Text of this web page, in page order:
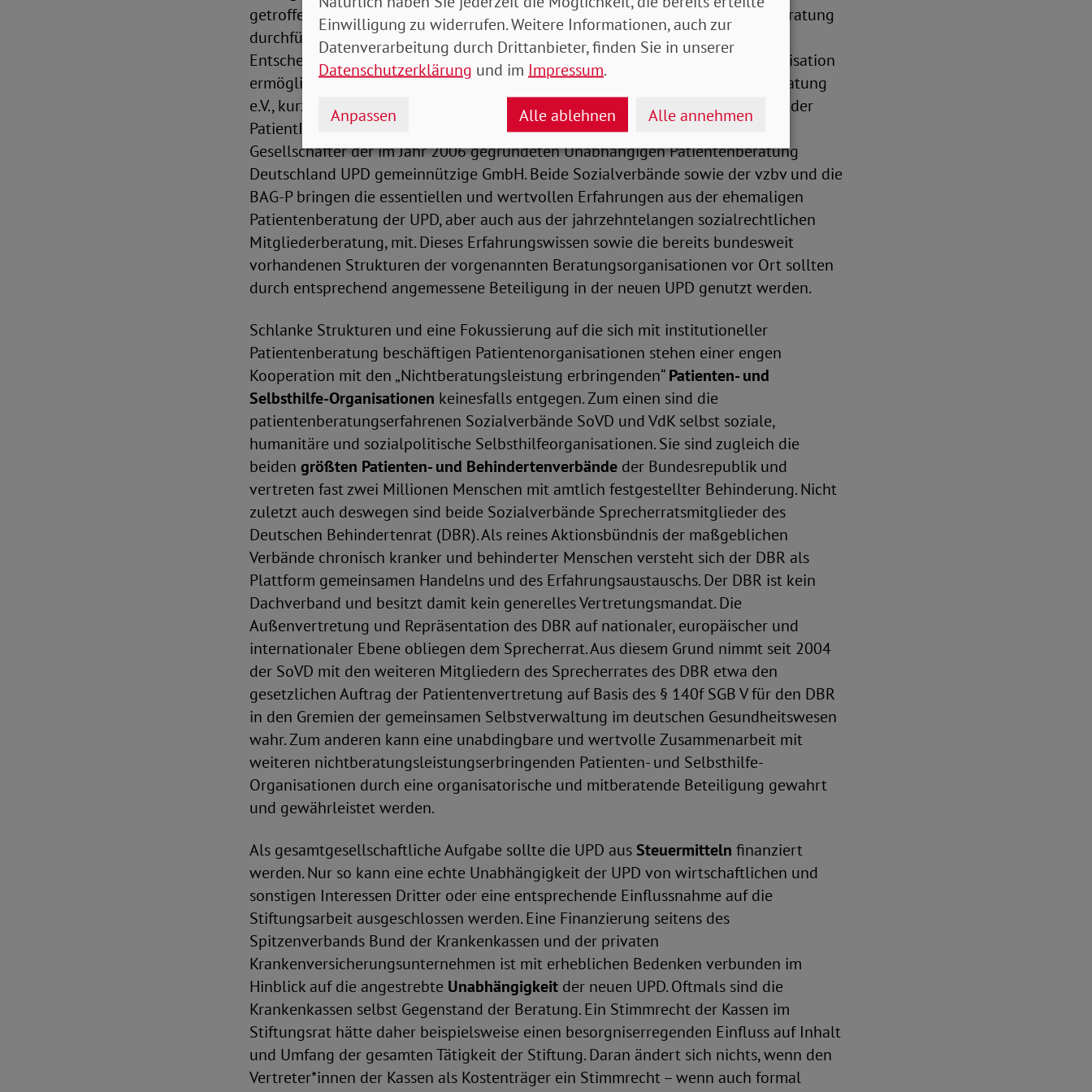
getroffen werden, die die institutionelle und qualitativ gesicherte Patientenberatung
durchführen und selbst verantworten. Notwendig sind schlanke
Entscheidungsstrukturen, die eine effiziente Steuerung und Leitung der Organisation
ermöglichen. Der SoVD (als Mitglied des Verbunds unabhängiger Patientenberatung
e.V., kurz VuP) und der VdK sowie der vzbv und die Bundesarbeitsgemeinschaft der
PatientInnenstellen (BAG-P) sind ehemalige Träger des Modellverbunds und
Gesellschafter der im Jahr 2006 gegründeten Unabhängigen Patientenberatung
Deutschland UPD gemeinnützige GmbH. Beide Sozialverbände sowie der vzbv und die
BAG-P bringen die essentiellen und wertvollen Erfahrungen aus der ehemaligen
Patientenberatung der UPD, aber auch aus der jahrzehntelangen sozialrechtlichen
Mitgliederberatung, mit. Dieses Erfahrungswissen sowie die bereits bundesweit
vorhandenen Strukturen der vorgenannten Beratungsorganisationen vor Ort sollten
durch entsprechend angemessene Beteiligung in der neuen UPD genutzt werden.
Schlanke Strukturen und eine Fokussierung auf die sich mit institutioneller
Patientenberatung beschäftigen Patientenorganisationen stehen einer engen
Kooperation mit den „Nichtberatungsleistung erbringenden“Patienten- und
Selbsthilfe-Organisationen keinesfalls entgegen. Zum einen sind die
patientenberatungserfahrenen Sozialverbände SoVD und VdK selbst soziale,
humanitäre und sozialpolitische Selbsthilfeorganisationen. Sie sind zugleich die
beiden größten Patienten- und Behindertenverbände der Bundesrepublik und
vertreten fast zwei Millionen Menschen mit amtlich festgestellter Behinderung. Nicht
zuletzt auch deswegen sind beide Sozialverbände Sprecherratsmitglieder des
Deutschen Behindertenrat (DBR). Als reines Aktionsbündnis der maßgeblichen
Verbände chronisch kranker und behinderter Menschen versteht sich der DBR als
Plattform gemeinsamen Handelns und des Erfahrungsaustauschs. Der DBR ist kein
Dachverband und besitzt damit kein generelles Vertretungsmandat. Die
Außenvertretung und Repräsentation des DBR auf nationaler, europäischer und
internationaler Ebene obliegen dem Sprecherrat. Aus diesem Grund nimmt seit 2004
der SoVD mit den weiteren Mitgliedern des Sprecherrates des DBR etwa den
gesetzlichen Auftrag der Patientenvertretung auf Basis des § 140f SGB V für den DBR
in den Gremien der gemeinsamen Selbstverwaltung im deutschen Gesundheitswesen
wahr. Zum anderen kann eine unabdingbare und wertvolle Zusammenarbeit mit
weiteren nichtberatungsleistungserbringenden Patienten- und Selbsthilfe-
Organisationen durch eine organisatorische und mitberatende Beteiligung gewahrt
und gewährleistet werden.
Als gesamtgesellschaftliche Aufgabe sollte die UPD aus Steuermitteln finanziert
werden. Nur so kann eine echte Unabhängigkeit der UPD von wirtschaftlichen und
sonstigen Interessen Dritter oder eine entsprechende Einflussnahme auf die
Stiftungsarbeit ausgeschlossen werden. Eine Finanzierung seitens des
Spitzenverbands Bund der Krankenkassen und der privaten
Krankenversicherungsunternehmen ist mit erheblichen Bedenken verbunden im
Hinblick auf die angestrebte Unabhängigkeit der neuen UPD. Oftmals sind die
Krankenkassen selbst Gegenstand der Beratung. Ein Stimmrecht der Kassen im
Stiftungsrat hätte daher beispielsweise einen besorgniserregenden Einfluss auf Inhalt
und Umfang der gesamten Tätigkeit der Stiftung. Daran ändert sich nichts, wenn den
Vertreter*innen der Kassen als Kostenträger ein Stimmrecht – wenn auch formal
Einwilligung zu widerrufen. Weitere Informationen, auch zur
Datenverarbeitung durch Drittanbieter, finden Sie in unserer
Datenschutzerklärung und im Impressum.
Anpassen Alle ablehnen Alle annehmen